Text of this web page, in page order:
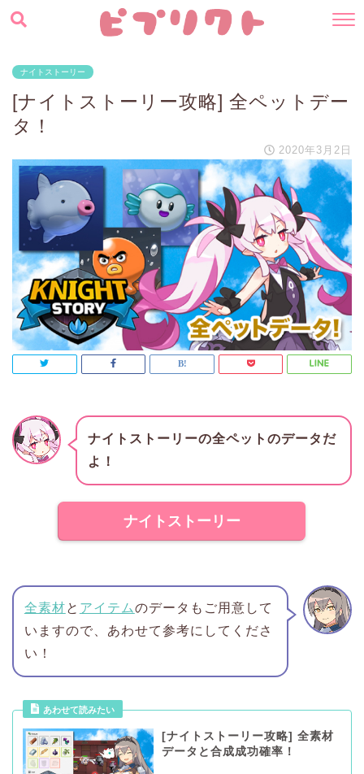
ナイトストーリー
[ナイトストーリー攻略] 全ペットデー
タ！
2020年3月2日
ナイトストーリーの全ペットのデータだ
よ！
ナイトストーリー
全素材と アイテムのデータもご用意して
いますので、あわせて参考にしてくださ
い！
あわせて読みたい
[ナイトストーリー攻略] 全素材
データと合成成功確率！